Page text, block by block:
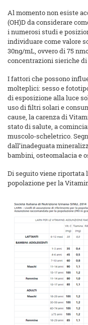
Al momento non esiste
(OH)D da considerare
i numerosi studi e
individuare come valore
30ng/mL, ovvero di 75
concentrazioni sieriche di
I fattori che possono
molteplici: sesso e
di esposizione alla luce
uso di filtri solari e
cause, la carenza di
stato di salute, a
muscolo-scheletrico.
dall’inadeguata
bambini, osteomalacia e
Di seguito viene riportata
popolazione per la